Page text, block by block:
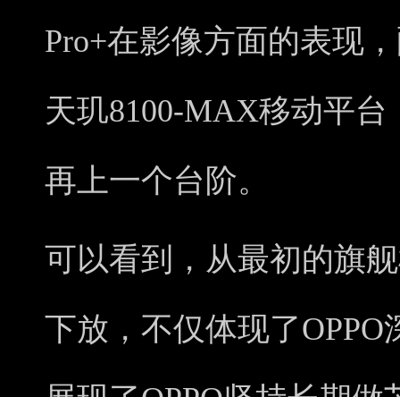
Pro+在影像方面的表现
天玑8100-MAX移动平台
再上一个台阶。
可以看到，从最初的旗
下放，不仅体现了